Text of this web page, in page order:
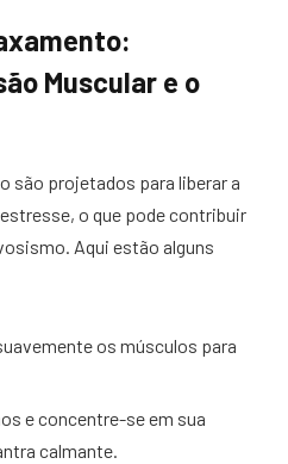
Muscular e o
são projetados para liberar a
o que pode contribuir
Aqui estão alguns
os músculos para
e concentre-se em sua
calmante.